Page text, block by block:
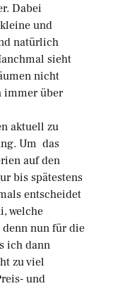
Dabei
und
natürlich
sieht
nicht
immer über
aktuell zu
Um das
auf den
bis spätestens
entscheidet
welche
nun für die
ich dann
zu viel
und